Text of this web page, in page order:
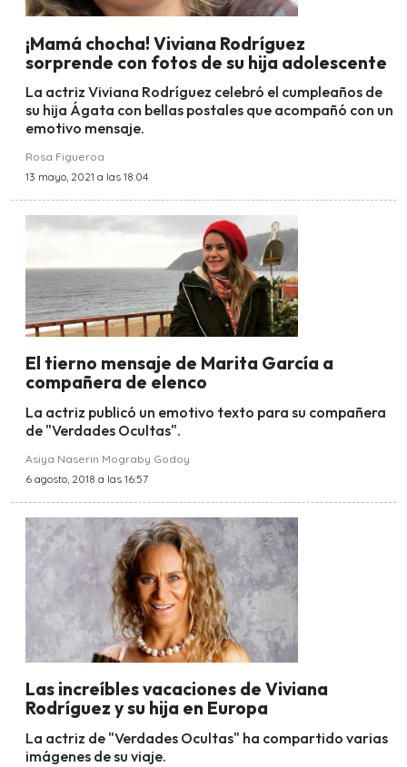
¡Mamá chocha! Viviana Rodríguez
sorprende con fotos de su hija adolescente
La actriz Viviana Rodríguez celebró el cumpleaños de
su hija Ágata con bellas postales que acompañó con un
emotivo mensaje.
Rosa Figueroa
13 mayo, 2021 a las 18:04
El tierno mensaje de Marita García a
compañera de elenco
La actriz publicó un emotivo texto para su compañera
de "Verdades Ocultas".
Asiya Naserin Mograby Godoy
6 agosto, 2018 a las 16:57
Las increíbles vacaciones de Viviana
Rodríguez y su hija en Europa
La actriz de "Verdades Ocultas" ha compartido varias
imágenes de su viaje.